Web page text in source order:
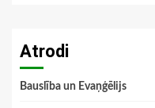
Atrodi
Bauslība un Evaņģēlijs